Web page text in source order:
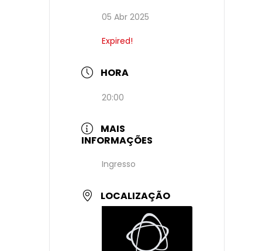
05 Abr 2025
Expired!
HORA
20:00
MAIS
INFORMAÇÕES
Ingresso
LOCALIZAÇÃO